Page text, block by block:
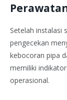
Setelah instalasi
pengecekan
kebocoran pipa
memiliki
operasional.